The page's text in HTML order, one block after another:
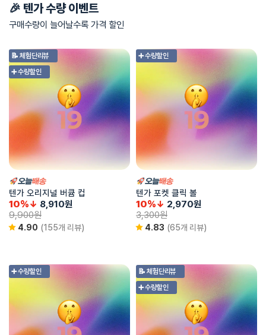
🎉 텐가 수량 이벤트
구매수량이 늘어날수록 가격 할인
📝 체험단리뷰
➕ 수량할인
텐가 오리지널 버큠 컵
10%↓ 8,910원
9,900원
4.90 (155개 리뷰)
➕ 수량할인
텐가 포켓 클릭 볼
10%↓ 2,970원
3,300원
4.83 (65개 리뷰)
➕ 수량할인
📝 체험단리뷰
➕ 수량할인